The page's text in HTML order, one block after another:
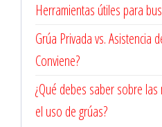
Herramientas útiles para
Grúa Privada vs. Asistencia
Conviene?
¿Qué debes saber sobre
el uso de grúas?